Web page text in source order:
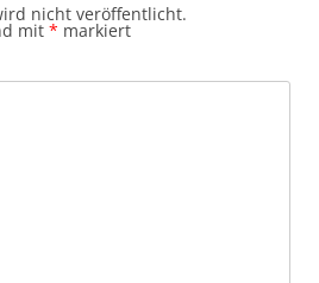
nicht veröffentlicht.
mit * markiert